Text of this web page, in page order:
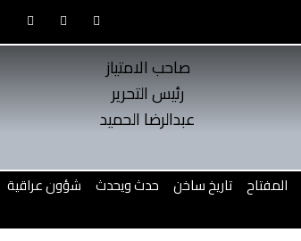
F
a
e
T
w
t
I
n
t
m
صاحب الامتياز
رئيس التحرير
عبدالرضا الحميد
المفتاح تاريخ ساخن حدث ويحدث شؤون عراقية